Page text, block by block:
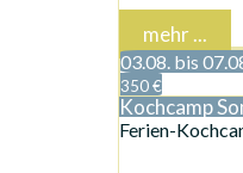
mehr ...
03.08. bis
350 €
Kochcamp
Ferien-